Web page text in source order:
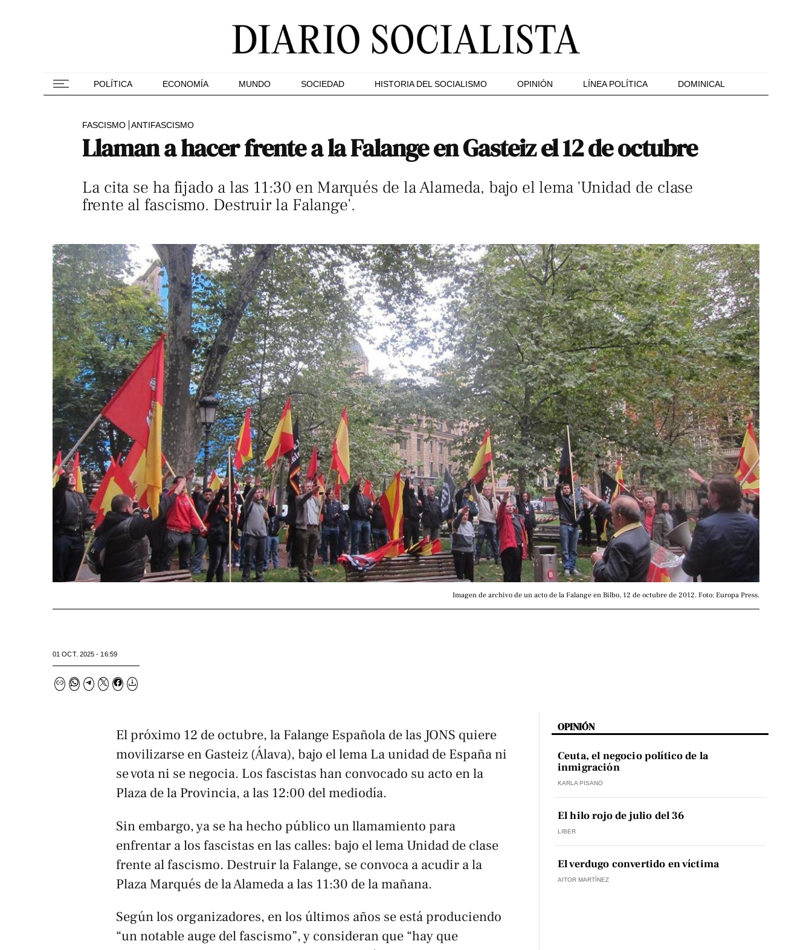
POLÍTICA ECONOMÍA MUNDO SOCIEDAD HISTORIA DEL SOCIALISMO OPINIÓN LÍNEA POLÍTICA DOMINICAL
FASCISMO ANTIFASCISMO
Llaman a hacer frente a la Falange en Gasteiz el 12 de octubre
La cita se ha fijado a las 11:30 en Marqués de la Alameda, bajo el lema 'Unidad de clase
frente al fascismo. Destruir la Falange'.
Imagen de archivo de un acto de la Falange en Bilbo, 12 de octubre de 2012. Foto: Europa Press.
01 OCT. 2025 - 16:59
El próximo 12 de octubre, la Falange Española de las JONS quiere
movilizarse en Gasteiz (Álava), bajo el lema La unidad de España ni
se vota ni se negocia. Los fascistas han convocado su acto en la
Plaza de la Provincia, a las 12:00 del mediodía.
Sin embargo, ya se ha hecho público un llamamiento para
enfrentar a los fascistas en las calles: bajo el lema Unidad de clase
frente al fascismo. Destruir la Falange, se convoca a acudir a la
Plaza Marqués de la Alameda a las 11:30 de la mañana.
Según los organizadores, en los últimos años se está produciendo
“un notable auge del fascismo”, y consideran que “hay que
OPINIÓN
Ceuta, el negocio político de la
inmigración
KARLA PISANO
El hilo rojo de julio del 36
LIBER
El verdugo convertido en víctima
AITOR MARTÍNEZ